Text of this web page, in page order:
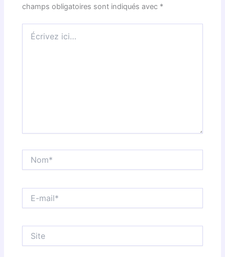
champs obligatoires sont indiqués avec *
ici…
mail*